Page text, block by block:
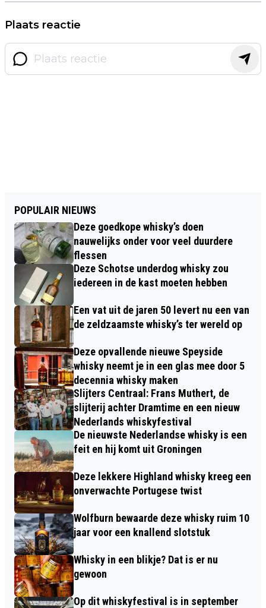
Plaats reactie
POPULAIR NIEUWS
Deze goedkope whisky’s doen
nauwelijks onder voor veel duurdere
flessen
Deze Schotse underdog whisky zou
iedereen in de kast moeten hebben
Een vat uit de jaren 50 levert nu een van
de zeldzaamste whisky’s ter wereld op
Deze opvallende nieuwe Speyside
whisky neemt je in een glas mee door 5
decennia whisky maken
Slijters Centraal: Frans Muthert, de
slijterij achter Dramtime en een nieuw
Nederlands whiskyfestival
De nieuwste Nederlandse whisky is een
feit en hij komt uit Groningen
Deze lekkere Highland whisky kreeg een
onverwachte Portugese twist
Wolfburn bewaarde deze whisky ruim 10
jaar voor een knallend slotstuk
Whisky in een blikje? Dat is er nu
gewoon
Op dit whiskyfestival is in september